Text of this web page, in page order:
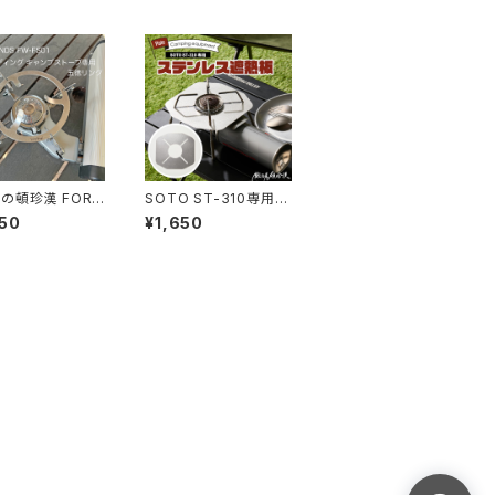
頓珍漢 FORE
FW-FS01 フォ
ング キャンプス
SOTO ST-310専用
ステンレス遮熱板
¥1,650